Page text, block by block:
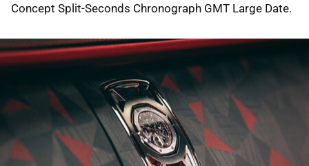
Concept Split-Seconds Chronograph GMT Large Date.